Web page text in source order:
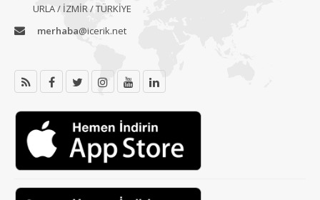
URLA / İZMİR / TÜRKİYE
merhaba@icerik.net